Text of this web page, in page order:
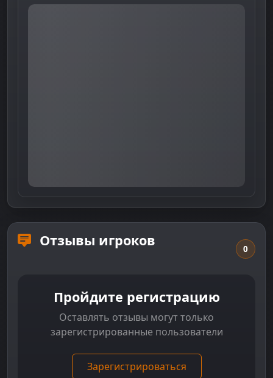
Отзывы игроков 0
Пройдите регистрацию
Оставлять отзывы могут только
зарегистрированные пользователи
Зарегистрироваться